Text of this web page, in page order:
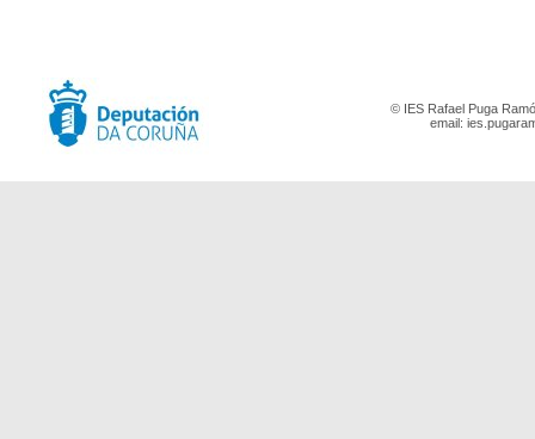
© IES Rafael Puga
email: